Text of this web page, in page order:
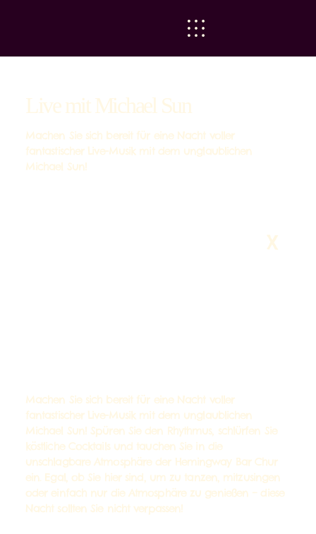
Live mit Michael Sun
Machen Sie sich bereit für eine Nacht voller
fantastischer Live-Musik mit dem unglaublichen
Michael Sun!
X
Machen Sie sich bereit für eine Nacht voller
fantastischer Live-Musik mit dem unglaublichen
Michael Sun! Spüren Sie den Rhythmus, schlürfen Sie
köstliche Cocktails und tauchen Sie in die
unschlagbare Atmosphäre der Hemingway Bar Chur
ein. Egal, ob Sie hier sind, um zu tanzen, mitzusingen
oder einfach nur die Atmosphäre zu genießen – diese
Nacht sollten Sie nicht verpassen!